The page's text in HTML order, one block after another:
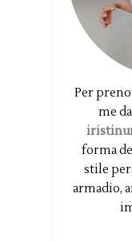
Per
me
forma
stile
armadio,